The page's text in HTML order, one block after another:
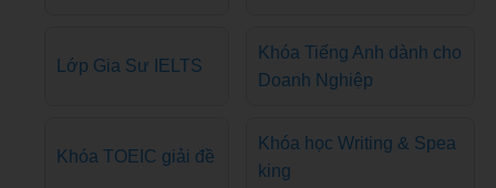
Lớp Gia Sư IELTS
Khóa Tiếng Anh dành cho
Doanh Nghiệp
Khóa TOEIC giải đề
Khóa học Writing & Spea
king